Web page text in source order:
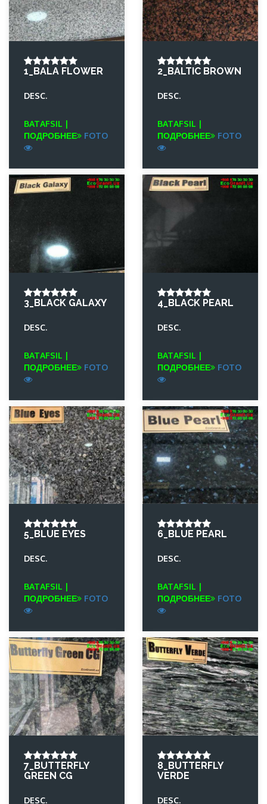
1_BALA FLOWER
DESC.
BATAFSIL |
ПОДРОБНЕЕ
FOTO
2_BALTIC BROWN
DESC.
BATAFSIL |
ПОДРОБНЕЕ
FOTO
3_BLACK GALAXY
DESC.
BATAFSIL |
ПОДРОБНЕЕ
FOTO
4_BLACK PEARL
DESC.
BATAFSIL |
ПОДРОБНЕЕ
FOTO
5_BLUE EYES
DESC.
BATAFSIL |
ПОДРОБНЕЕ
FOTO
6_BLUE PEARL
DESC.
BATAFSIL |
ПОДРОБНЕЕ
FOTO
7_BUTTERFLY
GREEN CG
DESC.
8_BUTTERFLY
VERDE
DESC.